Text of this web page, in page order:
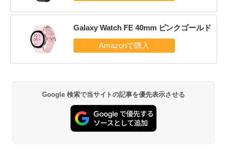
Galaxy Watch FE 40mm ピンクゴールド
Google 検索で当サイトの記事を優先表示させる